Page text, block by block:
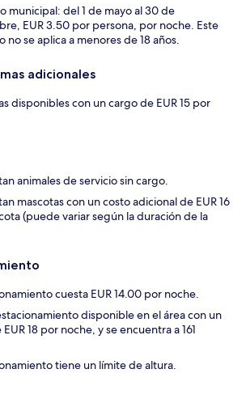
municipal: del 1 de mayo al 30 de
EUR 3.50 por persona, por noche. Este
no se aplica a menores de 18 años.
adicionales
disponibles con un cargo de EUR 15 por
animales de servicio sin cargo.
mascotas con un costo adicional de EUR 16
(puede variar según la duración de la
cuesta EUR 14.00 por noche.
disponible en el área con un
18 por noche, y se encuentra a 161
tiene un límite de altura.